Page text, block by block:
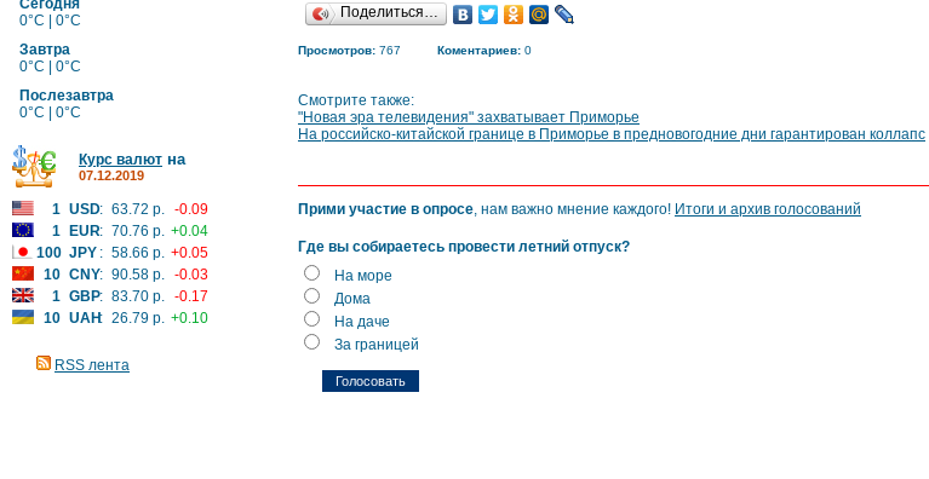
Сегодня
0°C | 0°C
Завтра
0°C | 0°C
Послезавтра
0°C | 0°C
Курс валют на
07.12.2019
1 USD: 63.72 р. -0.09
1
EUR: 70.76 р. +0.04
100 JPY : 58.66 р. +0.05
10 CNY: 90.58 р. -0.03
1 GBP: 83.70 р. -0.17
10 UAH: 26.79 р. +0.10
RSS лента
Поделиться…
Просмотров: 767 Коментариев: 0
Смотрите также:
"Новая эра телевидения" захватывает Приморье
На российско-китайской границе в Приморье в предновогодние дни гарантирован коллапс
Прими участие в опросе, нам важно мнение каждого! Итоги и архив голосований
Где вы собираетесь провести летний отпуск?
На море
Дома
На даче
За границей